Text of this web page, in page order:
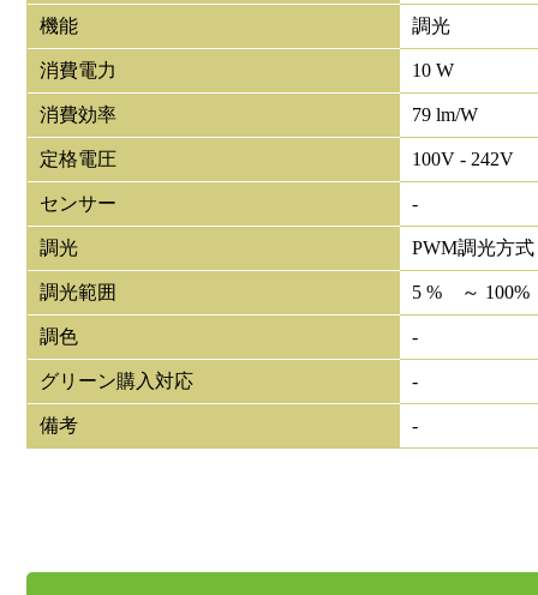
機能 調光
消費電力 10 W
消費効率 79 lm/W
定格電圧 100V - 242V
センサー -
調光 PWM調光方式
調光範囲 5 % ～ 100%
調色 -
グリーン購入対応 -
備考 -